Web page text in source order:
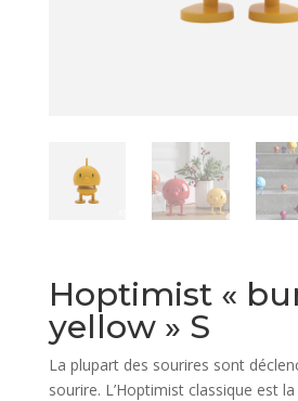
Hoptimist «
yellow » S
La plupart des sourires sont
sourire. L’Hoptimist classique est